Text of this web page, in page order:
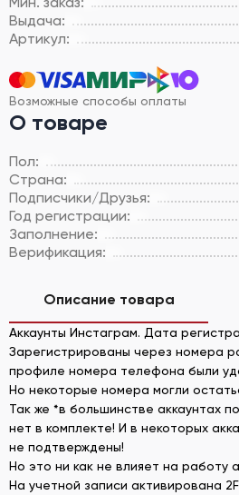
Выдача:
Артикул:
Возможные способы оплаты
О товаре
Пол:
Страна:
Подписчики/Друзья:
Год регистрации:
Заполнение:
Верификация:
Описание товара
Аккаунты Инстаграм. Дата
Зарегистрированы через номера
профиле номера телефона были
Но некоторые номера могли
Так же *в большинстве аккаунтах
нет в комплекте! И в некоторых
не подтверждены!
Но это ни как не влияет на работу
На учетной записи активирована